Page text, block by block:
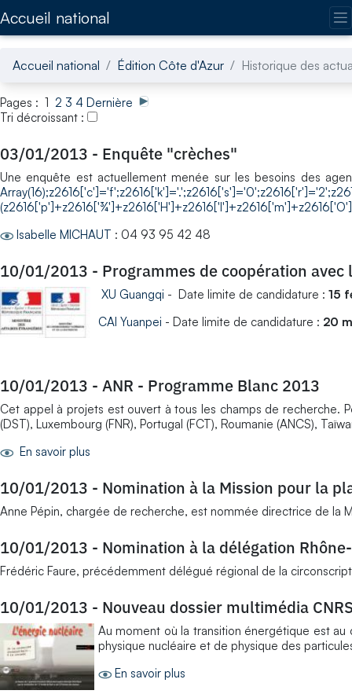
Accueil national
Accueil national Édition Côte d'Azur Historique des
Pages : 1 2 3 4 Dernière
Tri décroissant :
03/01/2013 - Enquête "crèches"
Une enquête est actuellement menée sur les besoins des
Isabelle MICHAUT : 04 93 95 42 48
10/01/2013 - Programmes de coopération
XU Guangqi - Date limite de candidature : 15
CAI Yuanpei - Date limite de candidature : 20
10/01/2013 - ANR - Programme Blanc 2013
Cet appel à projets est ouvert à tous les champs de recherche.
(DST), Luxembourg (FNR), Portugal (FCT), Roumanie (ANCS),
En savoir plus
10/01/2013 - Nomination à la Mission pour la
Anne Pépin, chargée de recherche, est nommée directrice de la
10/01/2013 - Nomination à la délégation
Frédéric Faure, précédemment délégué régional de la
10/01/2013 - Nouveau dossier multimédia
Au moment où la transition énergétique est au
physique nucléaire et de physique des
En savoir plus